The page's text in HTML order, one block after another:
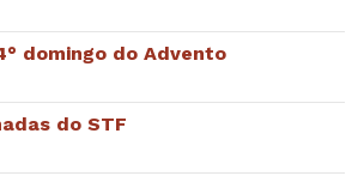
domingo do Advento
do STF